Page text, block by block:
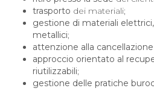
trasporto dei materiali;
gestione di materiali
metallici;
attenzione alla
approccio orientato al
riutilizzabili;
gestione delle pratiche